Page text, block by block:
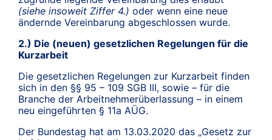
(siehe insoweit Ziffer 4.) oder wenn eine neue
ändernde Vereinbarung abgeschlossen wurde.
2.) Die (neuen) gesetzlichen Regelungen für die
Kurzarbeit
Die gesetzlichen Regelungen zur Kurzarbeit finden
sich in den §§ 95 – 109 SGB III, sowie – für die
Branche der Arbeitnehmerüberlassung – in einem
neu eingeführten § 11a AÜG.
Der Bundestag hat am 13.03.2020 das „Gesetz zur